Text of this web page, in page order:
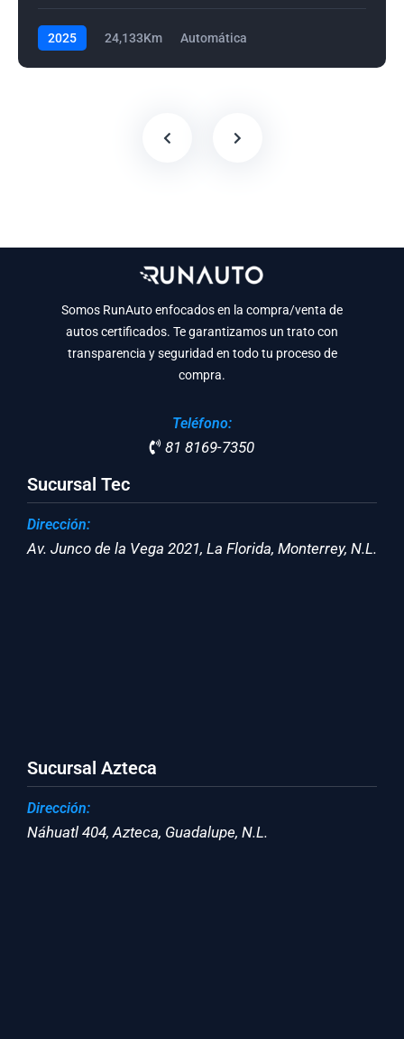
2025 24,133Km Automática
Somos RunAuto enfocados en la compra/venta de
autos certificados. Te garantizamos un trato con
transparencia y seguridad en todo tu proceso de
compra.
Teléfono:
81 8169-7350
Sucursal Tec
Dirección:
Av. Junco de la Vega 2021, La Florida, Monterrey, N.L.
Sucursal Azteca
Dirección:
Náhuatl 404, Azteca, Guadalupe, N.L.